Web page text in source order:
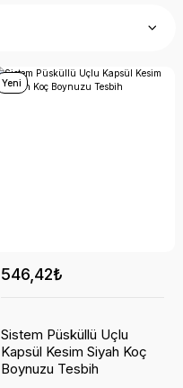
Yeni
546,42₺
Sistem Püsküllü Uçlu
Kapsül Kesim Siyah Koç
Boynuzu Tesbih